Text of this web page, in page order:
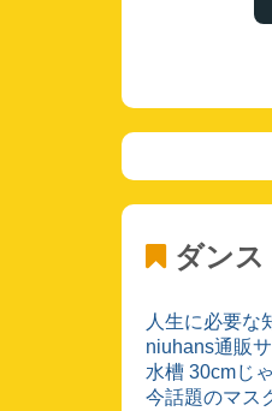
ダンス
人生に必要な
niuhans通販
水槽 30cmじ
今話題のマス